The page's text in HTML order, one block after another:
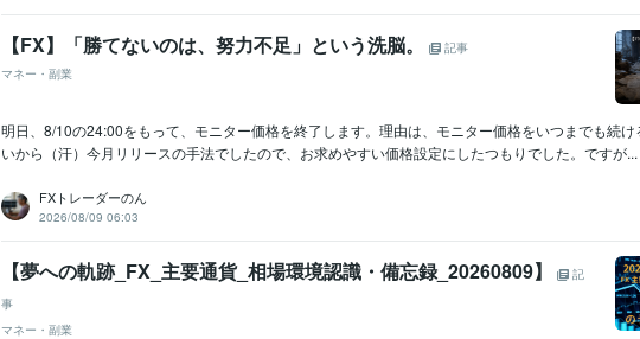
【FX】「勝てないのは、努力不足」という洗脳。
記事
マネー・副業
明日、8/10の24:00をもって、モニター価格を終了します。理由は、モニター価格をいつまでも続け
いから（汗）今月リリースの手法でしたので、お求めやすい価格設定にしたつもりでした。ですが...
FXトレーダーのん
2026/08/09 06:03
【夢への軌跡_FX_主要通貨_相場環境認識・備忘録_20260809】
記
事
マネー・副業